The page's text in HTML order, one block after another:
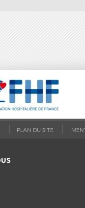
PLAN DU SITE